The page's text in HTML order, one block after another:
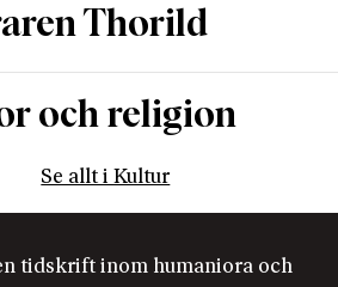
Thorild
och religion
Se allt i Kultur
tidskrift inom humaniora och